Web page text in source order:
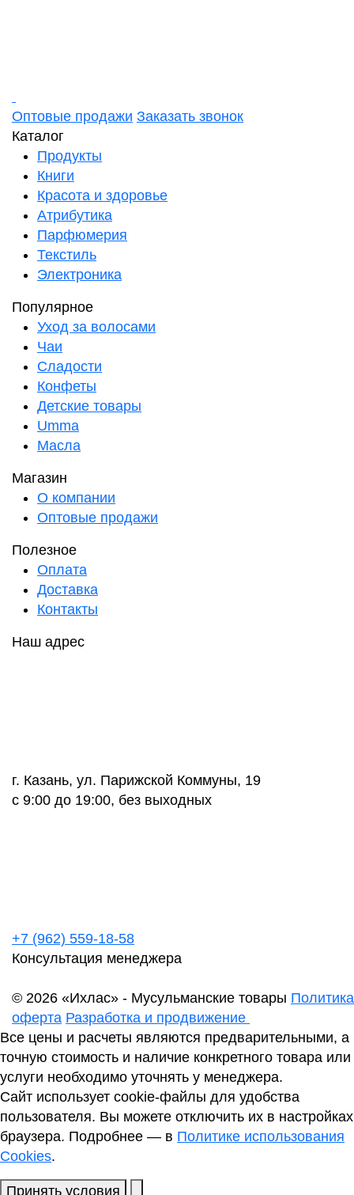
Оптовые продажи Заказать звонок
Каталог
Продукты
Книги
Красота и здоровье
Атрибутика
Парфюмерия
Текстиль
Электроника
Популярное
Уход за волосами
Чаи
Сладости
Конфеты
Детские товары
Umma
Масла
Магазин
О компании
Оптовые продажи
Полезное
Оплата
Доставка
Контакты
Наш адрес
г. Казань, ул. Парижской Коммуны, 19
с 9:00 до 19:00, без выходных
+7 (962) 559-18-58
Консультация менеджера
© 2026 «Ихлас» - Мусульманские товары
оферта Разработка и продвижение
Все цены и расчеты являются предварительными, а
точную стоимость и наличие конкретного товара или
услуги необходимо уточнять у менеджера.
Сайт использует cookie-файлы для удобства
пользователя. Вы можете отключить их в настройках
браузера. Подробнее — в Политике использования
Cookies.
Принять условия